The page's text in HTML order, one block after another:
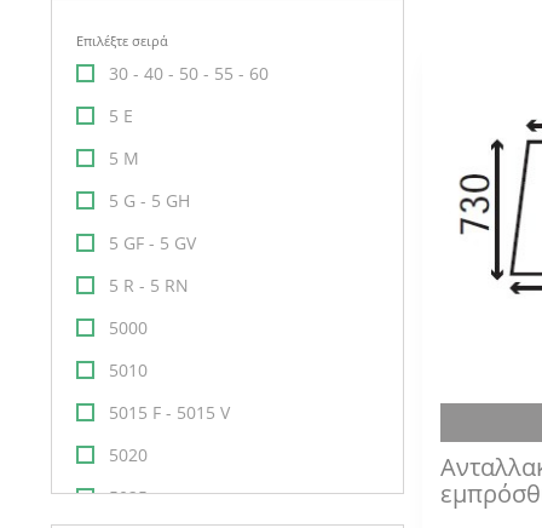
Επιλέξτε σειρά
30 - 40 - 50 - 55 - 60
5 E
5 M
5 G - 5 GH
5 GF - 5 GV
5 R - 5 RN
5000
5010
5015 F - 5015 V
5020
5025